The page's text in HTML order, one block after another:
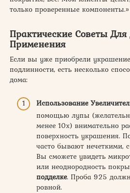
только проверенные
Практические Советы
Применения
Если вы уже приобрели
подлинности, есть несколько
дома:
Использование
помощью лупы
менее 10х) внимательно
поверхность украшения.
часто бывают нечеткими,
Вы сможете увидеть
или неоднородность
подделке. Проба 925
ровной.